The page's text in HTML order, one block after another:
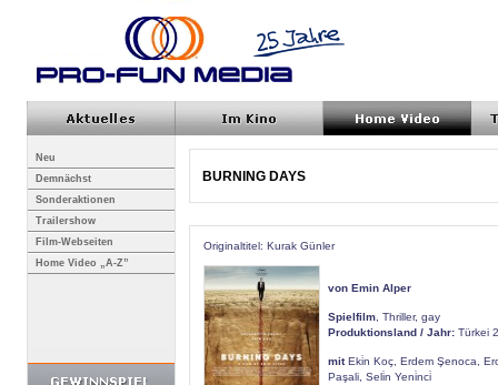
Neu
Demnächst
Sonderaktionen
Trailershow
Film-Webseiten
Home Video „A-Z”
BURNING DAYS
Originaltitel: Kurak Günler
von Emin Alper
Spielfilm , Thriller, gay
Produktionsland / Jahr: Türkei
mitEki̇n Koç, Erdem Şenoca,
Paşali, Seli̇n Yeni̇nci̇